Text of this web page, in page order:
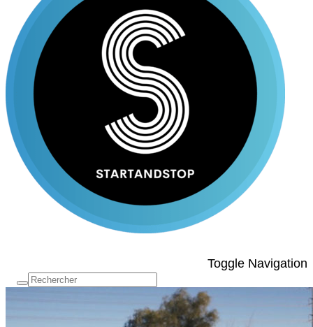
Toggle Navigation